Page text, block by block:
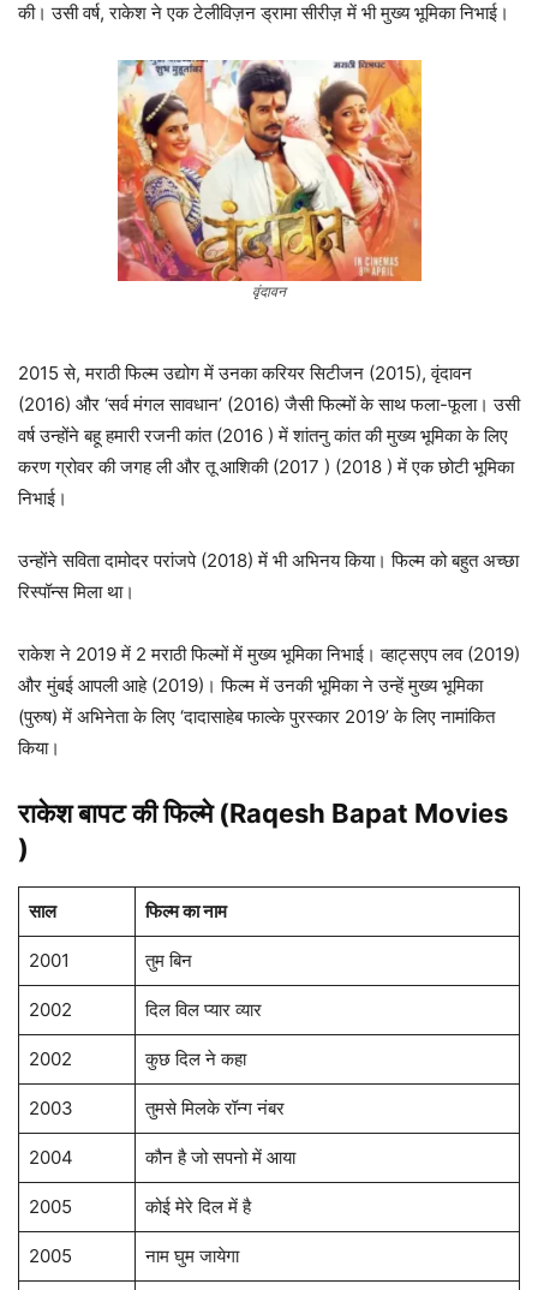
की। उसी वर्ष, राकेश ने एक टेलीविज़न ड्रामा सीरीज़ में भी मुख्य भूमिका निभाई।
वृंदावन
2015 से, मराठी फिल्म उद्योग में उनका करियर सिटीजन (2015), वृंदावन
(2016) और ‘सर्व मंगल सावधान’ (2016) जैसी फिल्मों के साथ फला-फूला। उसी
वर्ष उन्होंने बहू हमारी रजनी कांत (2016 ) में शांतनु कांत की मुख्य भूमिका के लिए
करण ग्रोवर की जगह ली और तू आशिकी (2017 ) (2018 ) में एक छोटी भूमिका
निभाई।
उन्होंने सविता दामोदर परांजपे (2018) में भी अभिनय किया। फिल्म को बहुत अच्छा
रिस्पॉन्स मिला था।
राकेश ने 2019 में 2 मराठी फिल्मों में मुख्य भूमिका निभाई। व्हाट्सएप लव (2019)
और मुंबई आपली आहे (2019)। फिल्म में उनकी भूमिका ने उन्हें मुख्य भूमिका
(पुरुष) में अभिनेता के लिए ‘दादासाहेब फाल्के पुरस्कार 2019’ के लिए नामांकित
किया।
राकेश बापट की फिल्मे (Raqesh Bapat Movies
)
साल फिल्म का नाम
2001 तुम बिन
2002 दिल विल प्यार व्यार
2002 कुछ दिल ने कहा
2003 तुमसे मिलके रॉन्ग नंबर
2004 कौन है जो सपनो में आया
2005 कोई मेरे दिल में है
2005 नाम घुम जायेगा